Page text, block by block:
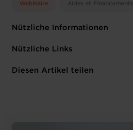
Webinaire Aides et Financements
Nützliche Informationen
Montag 3 Mär 2025
Online Workshop
Nützliche Links
Anmelden
Diesen Artikel teilen